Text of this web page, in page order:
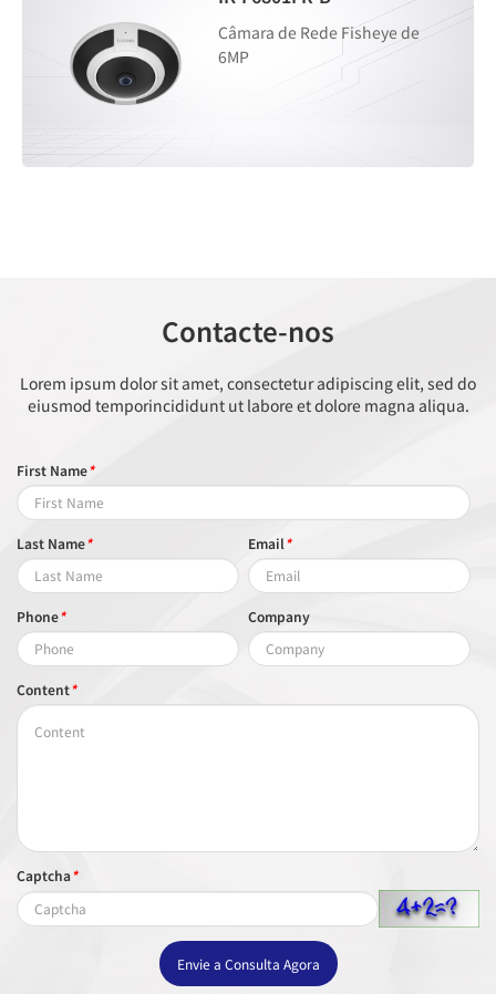
Câmara de Rede Fisheye de
6MP
Contacte-nos
Lorem ipsum dolor sit amet, consectetur adipiscing elit, sed do
eiusmod temporincididunt ut labore et dolore magna aliqua.
First Name*
Last Name* Email*
Phone* Company
Content*
Captcha*
Envie a Consulta Agora